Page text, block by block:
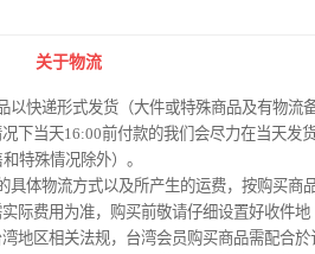
关于物流
以快递形式发货（大件或特殊商品及有物流
下当天16:00前付款的我们会尽力在当天发
特殊情况除外）。
具体物流方式以及所产生的运费，按购买商
际费用为准，购买前敬请仔细设置好收件地
地区相关法规，台湾会员购买商品需配合於